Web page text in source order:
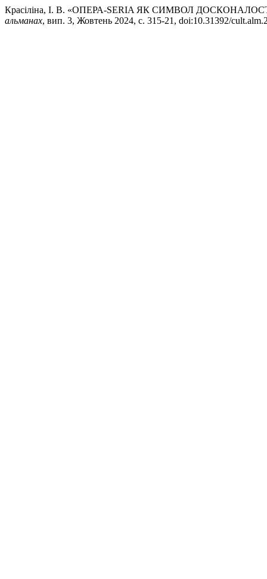
Красіліна, І. В. «ОПЕРА-SERIA ЯК СИМВОЛ
альманах, вип. 3, Жовтень 2024, с. 315-21, doi:10.31392/